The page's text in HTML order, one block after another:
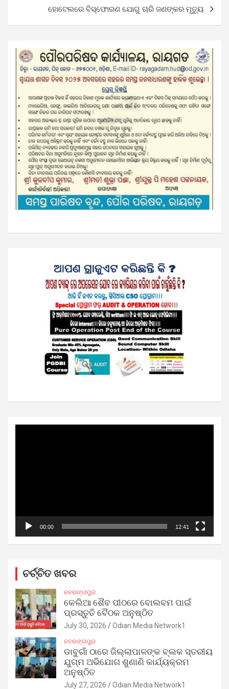
ହୋଟେଲରେ ବିସ୍ଫୋରଣ ଯୋଗୁ ଚାରି ଜଣଙ୍କର ମୃତ୍ୟୁ
00:00 12:41
ଚର୍ଚ୍ଚିତ ଖବର
ନବରଙ୍ଗପୁର
କେଲିଆ ଶୈବ ପୀଠରେ ବୋଲବମ ପାଇଁ
ପ୍ରସ୍ତୁତି ବୈଠକ ଅନୁଷ୍ଠିତ
July 30, 2026 Odian Media Network1
ନବରଙ୍ଗପୁର
ଡାବୁଗାଁ ଠାରେ ଜିଲ୍ଲାପାଳଙ୍କ ବ୍ଲକ ସ୍ତରୀୟ
ଯୁଗ୍ମ ଅଭିଯୋଗ ଶୁଣାଣି କାର୍ଯ୍ୟକ୍ରମ
ଅନୁଷ୍ଠିତ
July 27, 2026 Odian Media Network1